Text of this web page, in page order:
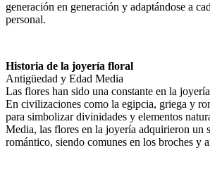
generación en generación y adaptándose a
personal.
Historia de la joyería floral
Antigüedad y Edad Media
Las flores han sido una constante en la
En civilizaciones como la egipcia, griega y
para simbolizar divinidades y elementos
Media, las flores en la joyería adquirieron un
romántico, siendo comunes en los broches y